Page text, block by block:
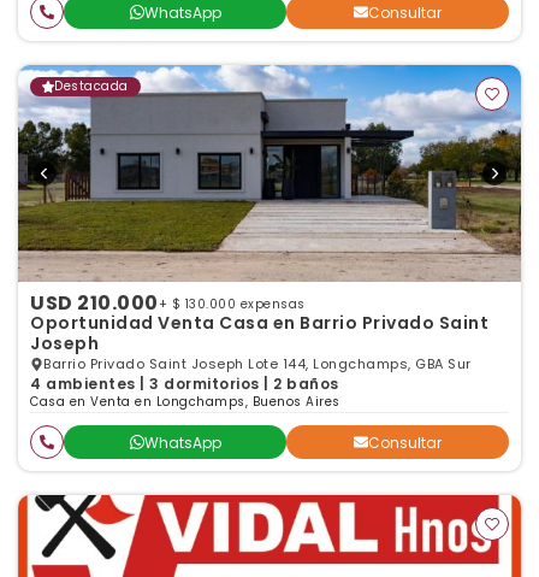
WhatsApp Consultar
Destacada
USD 210.000 + $ 130.000 expensas
Oportunidad Venta Casa en Barrio Privado Saint
Joseph
Barrio Privado Saint Joseph Lote 144, Longchamps, GBA Sur
4 ambientes | 3 dormitorios | 2 baños
Casa en Venta en Longchamps, Buenos Aires
WhatsApp Consultar